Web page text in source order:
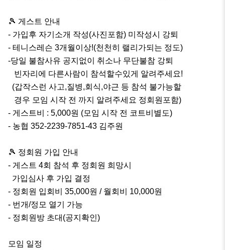
🎾 게스트 안내
- 가입후 자기소개 작성(사진포함) 미작성시 강퇴
- 테니스레슨 3개월이상!(천천히 랠리가되는 정도)
-당일 불참사유 공지없이 취소나 무단불참 강퇴
- 게스트비 : 5,000원 (모임 시작 전 코트비별도)
- 농협 352-2239-7851-43 김주원
🎾 정회원 가입 안내
- 게스트 4회 참석 후 정회원 희망시
- 정회원 입회비 35,000원 / 월회비 10,000원
- 번개/정모 열기 가능
- 정회원방 초대(공지확인)
모임 일정